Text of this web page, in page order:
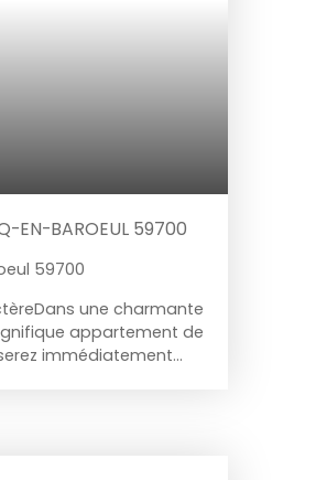
EN-BAROEUL 59700
59700
une charmante
appartement de
immédiatement